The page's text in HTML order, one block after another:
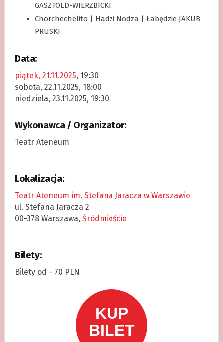
GASZTOLD-WIERZBICKI
Chorchechelito | Hadzi Nodza | Łabędzie JAKUB
PRUSKI
Data:
piątek, 21.11.2025, 19:30
sobota, 22.11.2025, 18:00
niedziela, 23.11.2025, 19:30
Wykonawca / Organizator:
Teatr Ateneum
Lokalizacja:
Teatr Ateneum im. Stefana Jaracza w Warszawie
ul. Stefana Jaracza 2
00-378 Warszawa, Śródmieście
Bilety:
Bilety od - 70 PLN